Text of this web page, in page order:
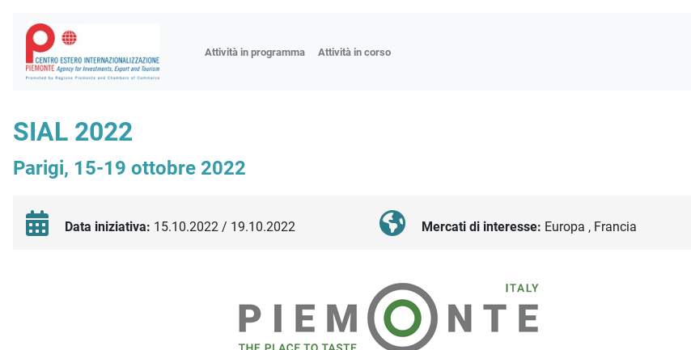
Attività in programma Attività in corso
Fiere
Focus settoriali
SIAL 2022
Parigi, 15-19 ottobre 2022
Data iniziativa: 15.10.2022 / 19.10.2022 Mercati di interesse: Europa , Francia